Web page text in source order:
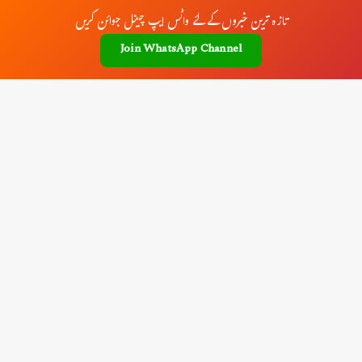
تازہ ترین خبروں کے لئے واٹس ایپ چینل جوائن کریں
Join WhatsApp Channel